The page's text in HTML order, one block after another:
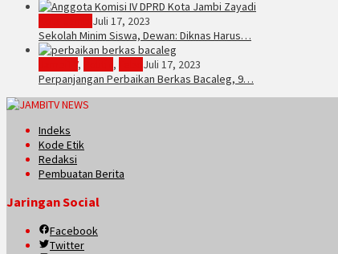
Juli 17, 2023
Sekolah Minim Siswa, Dewan: Diknas Harus…
, ,
Juli 17, 2023
Perpanjangan Perbaikan Berkas Bacaleg, 9…
Indeks
Kode Etik
Redaksi
Pembuatan Berita
Jaringan Social
Facebook
Twitter